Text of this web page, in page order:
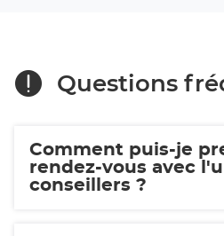
Questions
Comment puis-je
rendez-vous avec
conseillers ?